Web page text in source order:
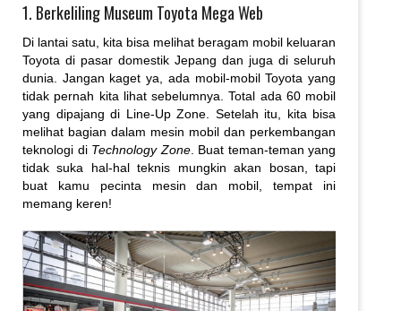
1. Berkeliling Museum Toyota Mega Web
Di lantai satu, kita bisa melihat beragam mobil keluaran
Toyota di pasar domestik Jepang dan juga di seluruh
dunia. Jangan kaget ya, ada mobil-mobil Toyota yang
tidak pernah kita lihat sebelumnya. Total ada 60 mobil
yang dipajang di Line-Up Zone. Setelah itu, kita bisa
melihat bagian dalam mesin mobil dan perkembangan
teknologi di Technology Zone. Buat teman-teman yang
tidak suka hal-hal teknis mungkin akan bosan, tapi
buat kamu pecinta mesin dan mobil, tempat ini
memang keren!